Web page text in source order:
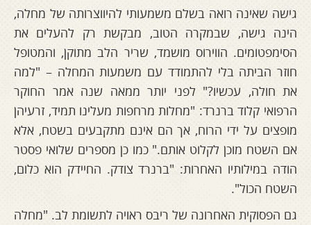
גישה שאינה רואה בשלם משמעותי להיווצרותה של מחלה,
הינה גישה, שבמקרה הטוב, מבקשת רק להעלים את
הסימפטומים. הווירוס מושמד, שריר הלב מתוקן, והמטופל
חוזר הביתה בלי להתמודד עם משמעות המחלה – "למה
את חולה, עכשיו?" לפני יותר ממאה שנה אמר החוקר
הרפואי קלוד ברנרד: "מחלות מרחפות מעלינו תמיד, זרעיהן
מופצים על ידי הרוח, אך הם אינם מתקבעים בשטח, אלא
אם השטח מוכן לקלוט אותם." כמו כן מספרים שלואי פסטר
הודה במילותיו האחרות: "ברנרד צודק. החיידק הוא כלום,
השטח הכול".
גם הפסוקית האחרונה של ריבס ראויה לתשומת לב. "מחלה